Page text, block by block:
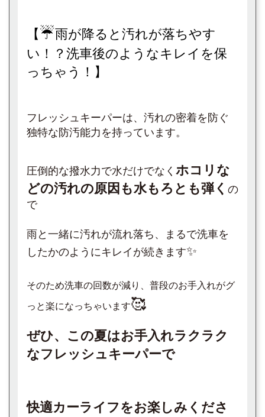
【☔雨が降ると汚れが落ちやす
い！？洗車後のようなキレイを保
っちゃう！】
フレッシュキーパーは、汚れの密着を防ぐ
独特な防汚能力を持っています。
圧倒的な撥水力で水だけでなく ホコリな
どの汚れの原因も水もろとも弾く の
で
雨と一緒に汚れが流れ落ち、まるで洗車を
したかのようにキレイが続きます✨
そのため洗車の回数が減り、普段のお手入れがグ
っと楽になっちゃいます🥰
ぜひ、この夏はお手入れラクラク
なフレッシュキーパーで
快適カーライフをお楽しみくださ